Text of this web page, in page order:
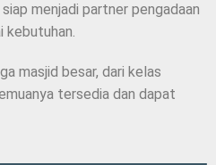
menjadi partner pengadaan
kebutuhan.
masjid besar, dari kelas
tersedia dan dapat